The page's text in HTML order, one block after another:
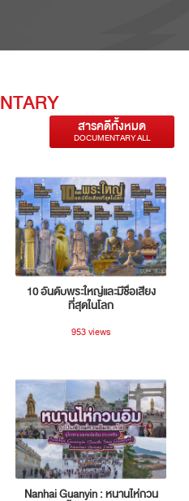
สารคดีทั้งหมด
DOCUMENTARY ALL
10 อันดับพระใหญ่และมีชื่อเสียง
ที่สุดในโลก
953 views
Nanhai Guanyin : หนานไห่กวน